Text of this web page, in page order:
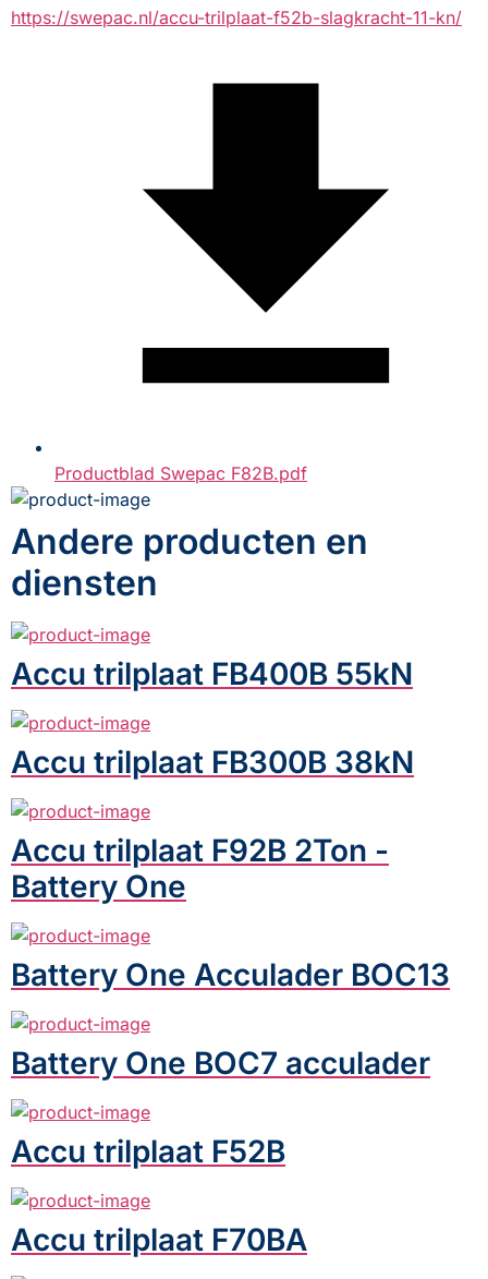
https://swepac.nl/accu-trilplaat-f52b-slagkracht-11-kn/
Productblad Swepac F82B.pdf
Andere producten en
diensten
Accu trilplaat FB400B 55kN
Accu trilplaat FB300B 38kN
Accu trilplaat F92B 2Ton -
Battery One
Battery One Acculader BOC13
Battery One BOC7 acculader
Accu trilplaat F52B
Accu trilplaat F70BA